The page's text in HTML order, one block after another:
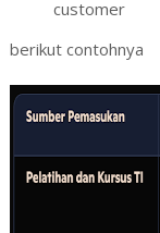
customer
berikut contohnya